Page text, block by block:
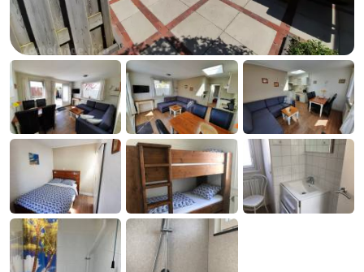
Appartementen
Bed
(&
breakfasts)
Campings
Hotels
Vakantiehuizen
Last
minutes
Strand
Zien